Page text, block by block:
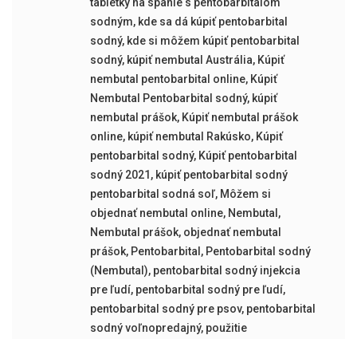
sodným, kde sa dá kúpiť pentobarbital
sodný, kde si môžem kúpiť pentobarbital
sodný, kúpiť nembutal Austrália, Kúpiť
nembutal pentobarbital online, Kúpiť
Nembutal Pentobarbital sodný, kúpiť
nembutal prášok, Kúpiť nembutal prášok
online, kúpiť nembutal Rakúsko, Kúpiť
pentobarbital sodný, Kúpiť pentobarbital
sodný 2021 , kúpiť pentobarbital sodný
pentobarbital sodná soľ, Môžem si
objednať nembutal online, Nembutal ,
Nembutal prášok, objednať nembutal
prášok, Pentobarbital , Pentobarbital sodný
(Nembutal), pentobarbital sodný injekcia
pre ľudí, pentobarbital sodný pre ľudí,
pentobarbital sodný pre psov, pentobarbital
sodný voľnopredajný, použitie